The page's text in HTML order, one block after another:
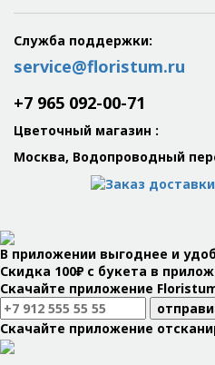
Служба поддержки:
service@floristum.ru
+7 965 092-00-71
Цветочный магазин :
Москва, Водопроводный
В приложении выгоднее и
Скидка 100₽ с букета в
Скачайте приложение
Скачайте приложение